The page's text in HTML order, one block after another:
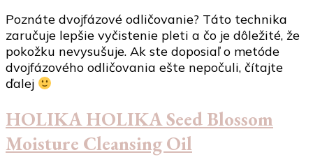
čistenie
s
kórejskou
kozmetikou
Poznáte dvojfázové odličovanie? Táto technika
zaručuje lepšie vyčistenie pleti a čo je dôležité, že
pokožku nevysušuje. Ak ste doposiaľ o metóde
dvojfázového odličovania ešte nepočuli, čítajte
ďalej
HOLIKA HOLIKA Seed Blossom
Moisture Cleansing Oil